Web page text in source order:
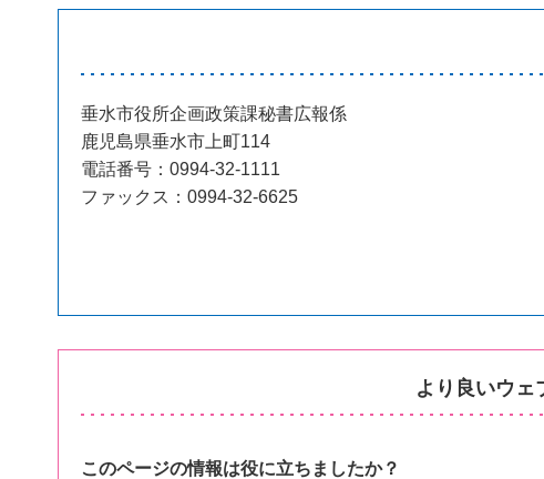
垂水市役所企画政策課秘書広報係
鹿児島県垂水市上町114
電話番号：0994-32-1111
ファックス：0994-32-6625
より良いウェ
このページの情報は役に立ちましたか？